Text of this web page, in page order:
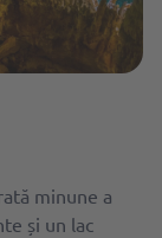
minune a
și un lac